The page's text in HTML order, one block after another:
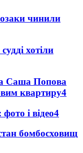
чинили
хотіли
Саша Попова
квартиру4
і відео4
бомбосховищ